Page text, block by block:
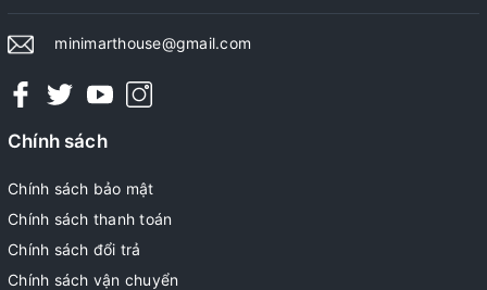
minimarthouse@gmail.com
Chính sách
Chính sách bảo mật
Chính sách thanh toán
Chính sách đổi trả
Chính sách vận chuyển